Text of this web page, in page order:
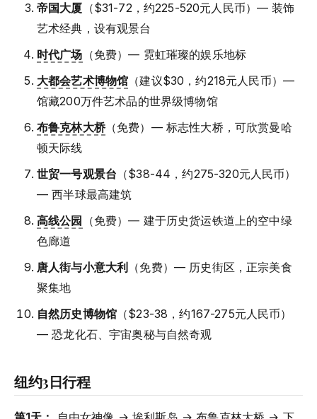
帝国大厦 （$31-72，约225-520元人民币）— 装饰
艺术经典，设有观景台
时代广场 （免费）— 霓虹璀璨的娱乐地标
大都会艺术博物馆 （建议$30，约218元人民币）—
馆藏200万件艺术品的世界级博物馆
布鲁克林大桥（免费）— 标志性大桥，可欣赏曼哈
顿天际线
世贸一号观景台 （$38-44，约275-320元人民币）
— 西半球最高建筑
高线公园
（免费）— 建于历史货运铁道上的空中绿
色廊道
唐人街与小意大利
（免费）— 历史街区，正宗美食
聚集地
自然历史博物馆 （$23-38，约167-275元人民币）
— 恐龙化石、宇宙奥秘与自然奇观
纽约3日行程